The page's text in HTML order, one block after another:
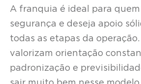
A franquia é ideal para quem
segurança e deseja apoio
todas as etapas da
valorizam orientação
padronização e